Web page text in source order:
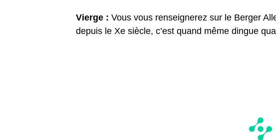
Vierge : Vous vous renseignerez sur le Berger
depuis le Xe siècle, c’est quand même dingue